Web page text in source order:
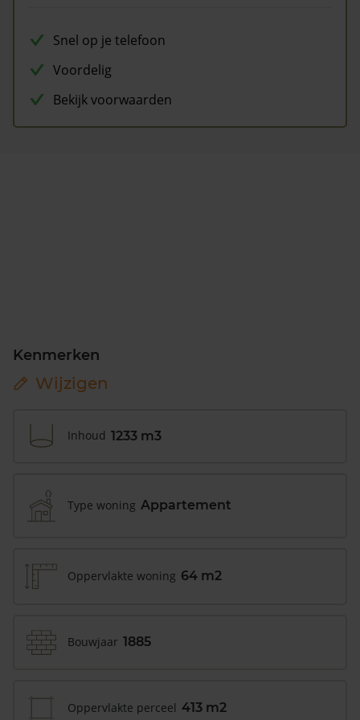
Snel op je telefoon
Voordelig
Bekijk voorwaarden
Kenmerken
Wijzigen
Inhoud 1233 m3
Type woning Appartement
Oppervlakte woning 64 m2
Bouwjaar 1885
Oppervlakte perceel 413 m2